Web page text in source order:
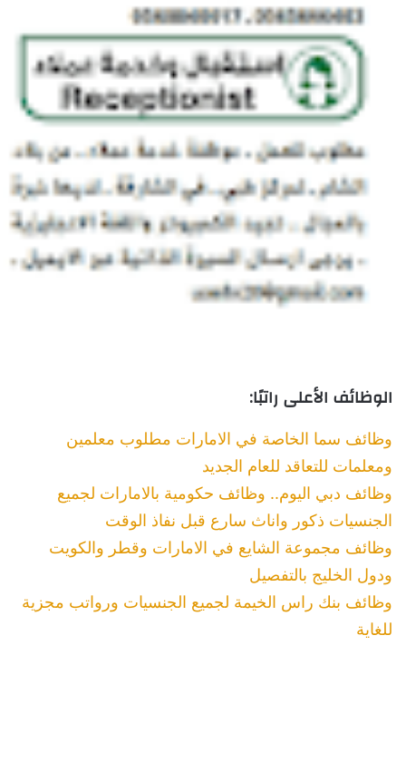
الوظائف الأعلى راتبًا:
وظائف سما الخاصة في الامارات مطلوب معلمين
ومعلمات للتعاقد للعام الجديد
وظائف دبي اليوم.. وظائف حكومية بالامارات لجميع
الجنسيات ذكور واناث سارع قبل نفاذ الوقت
وظائف مجموعة الشايع في الامارات وقطر والكويت
ودول الخليج بالتفصيل
وظائف بنك راس الخيمة لجميع الجنسيات ورواتب مجزية
للغاية